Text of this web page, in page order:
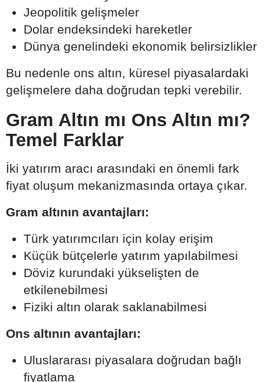
Jeopolitik gelişmeler
Dolar endeksindeki hareketler
Dünya genelindeki ekonomik belirsizlikler
Bu nedenle ons altın, küresel piyasalardaki
gelişmelere daha doğrudan tepki verebilir.
Gram Altın mı Ons Altın mı?
Temel Farklar
İki yatırım aracı arasındaki en önemli fark
fiyat oluşum mekanizmasında ortaya çıkar.
Gram altının avantajları:
Türk yatırımcıları için kolay erişim
Küçük bütçelerle yatırım yapılabilmesi
Döviz kurundaki yükselişten de
etkilenebilmesi
Fiziki altın olarak saklanabilmesi
Ons altının avantajları:
Uluslararası piyasalara doğrudan bağlı
fiyatlama